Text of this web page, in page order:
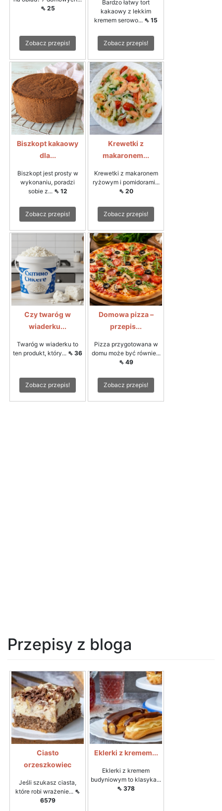
⇖ 25
Zobacz przepis!
Bardzo łatwy tort
kakaowy z lekkim
kremem serowo... ⇖ 15
Zobacz przepis!
Biszkopt kakaowy
dla...
Biszkopt jest prosty w
wykonaniu, poradzi
sobie z... ⇖ 12
Zobacz przepis!
Krewetki z
makaronem...
Krewetki z makaronem
ryżowym i pomidorami...
⇖ 20
Zobacz przepis!
Czy twaróg w
wiaderku...
Twaróg w wiaderku to
ten produkt, który... ⇖ 36
Zobacz przepis!
Domowa pizza –
przepis...
Pizza przygotowana w
domu może być równie...
⇖ 49
Zobacz przepis!
Przepisy z bloga
Ciasto
orzeszkowiec
Jeśli szukasz ciasta,
które robi wrażenie... ⇖
6579
Eklerki z kremem...
Eklerki z kremem
budyniowym to klasyka...
⇖ 378